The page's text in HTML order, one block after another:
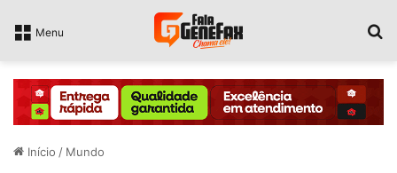
Menu
Início / Mundo